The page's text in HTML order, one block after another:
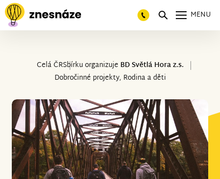
MENU
Celá ČRSbírku organizuje BD Světlá Hora z.s.
Dobročinné projekty, Rodina a děti